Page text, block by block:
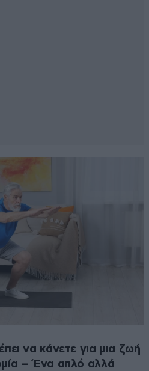
να κάνετε για μια ζωή
– Ένα απλό αλλά